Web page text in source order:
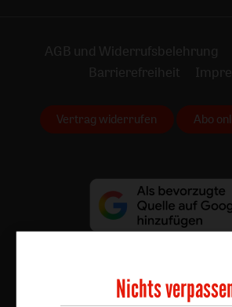
AGB und Widerrufsbelehrung
Barrierefreiheit
Vertrag widerrufen Abo
Nach oben
Nichts